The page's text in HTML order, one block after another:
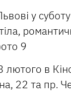
лютого в
22 та пр.